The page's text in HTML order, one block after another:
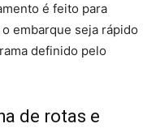
é feito para
embarque seja rápido
definido pelo
de rotas e